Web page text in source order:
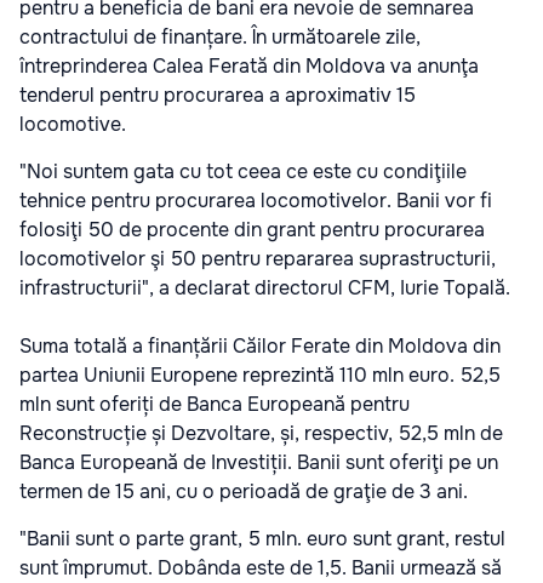
pentru a beneficia de bani era nevoie de semnarea
contractului de finanțare. În următoarele zile,
întreprinderea Calea Ferată din Moldova va anunţa
tenderul pentru procurarea a aproximativ 15
locomotive.
"Noi suntem gata cu tot ceea ce este cu condiţiile
tehnice pentru procurarea locomotivelor. Banii vor fi
folosiţi 50 de procente din grant pentru procurarea
locomotivelor şi 50 pentru repararea suprastructurii,
infrastructurii", a declarat directorul CFM, Iurie Topală.
Suma totală a finanțării Căilor Ferate din Moldova din
partea Uniunii Europene reprezintă 110 mln euro. 52,5
mln sunt oferiți de Banca Europeană pentru
Reconstrucție și Dezvoltare, și, respectiv, 52,5 mln de
Banca Europeană de Investiții. Banii sunt oferiţi pe un
termen de 15 ani, cu o perioadă de graţie de 3 ani.
"Banii sunt o parte grant, 5 mln. euro sunt grant, restul
sunt împrumut. Dobânda este de 1,5. Banii urmează să